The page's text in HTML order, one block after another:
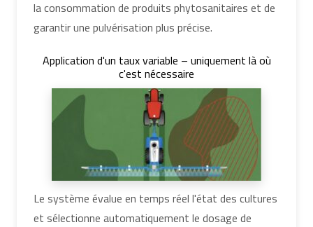
la consommation de produits phytosanitaires et de
garantir une pulvérisation plus précise.
Application d'un taux variable – uniquement là où
c'est nécessaire
Le système évalue en temps réel l'état des cultures
et sélectionne automatiquement le dosage de